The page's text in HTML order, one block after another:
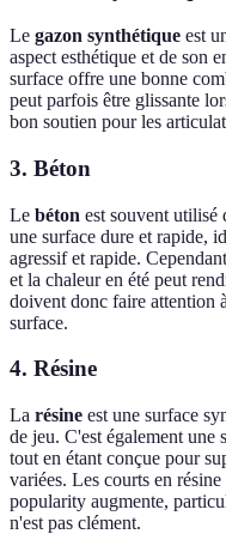
Le gazon synthétique est
aspect esthétique et de son
surface offre une bonne
peut parfois être glissante
bon soutien pour les
3. Béton
Le béton est souvent utilisé
une surface dure et rapide,
agressif et rapide.
et la chaleur en été peut
doivent donc faire attention
surface.
4. Résine
La résine est une surface
de jeu. C'est également une
tout en étant conçue pour
variées. Les courts en
popularity augmente,
n'est pas clément.